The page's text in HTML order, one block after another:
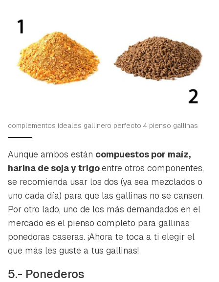
complementos ideales gallinero perfecto 4 pienso gallinas
Aunque ambos están compuestos por maíz,
harina de soja y trigoentre otros componentes,
se recomienda usar los dos (ya sea mezclados o
uno cada día) para que las gallinas no se cansen.
Por otro lado, uno de los más demandados en el
mercado es el pienso completo para gallinas
ponedoras caseras. ¡Ahora te toca a ti elegir el
que más les guste a tus gallinas!
5.- Ponederos